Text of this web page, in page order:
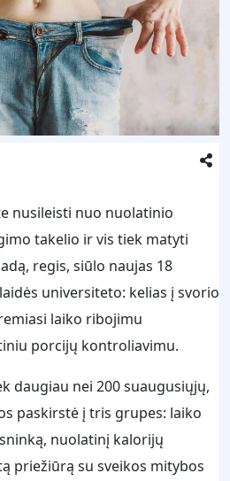
nusileisti nuo nuolatinio
takelio ir vis tiek matyti
regis, siūlo naujas 18
universiteto: kelias į svorio
laiko ribojimu
porcijų kontroliavimu.
daugiau nei 200 suaugusiųjų,
paskirstė į tris grupes: laiko
nuolatinį kalorijų
priežiūrą su sveikos mitybos